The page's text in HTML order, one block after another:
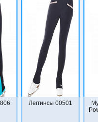
Леггинсы 00501